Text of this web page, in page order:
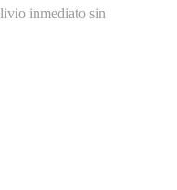
inmediato sin